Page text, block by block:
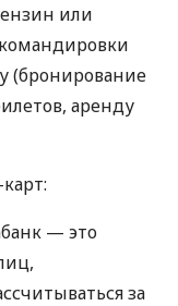
или
(бронирование
аренду
— это
за